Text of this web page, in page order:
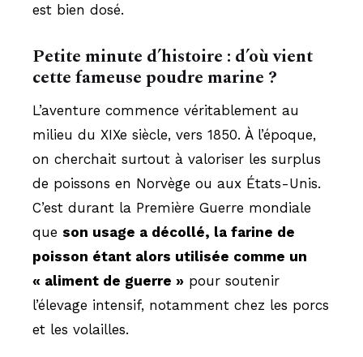
est bien dosé.
Petite minute d’histoire : d’où vient
cette fameuse poudre marine ?
L’aventure commence véritablement au
milieu du XIXe siècle, vers 1850. À l’époque,
on cherchait surtout à valoriser les surplus
de poissons en Norvège ou aux États-Unis.
C’est durant la Première Guerre mondiale
que son usage a décollé, la farine de
poisson étant alors utilisée comme un
« aliment de guerre » pour soutenir
l’élevage intensif, notamment chez les porcs
et les volailles.